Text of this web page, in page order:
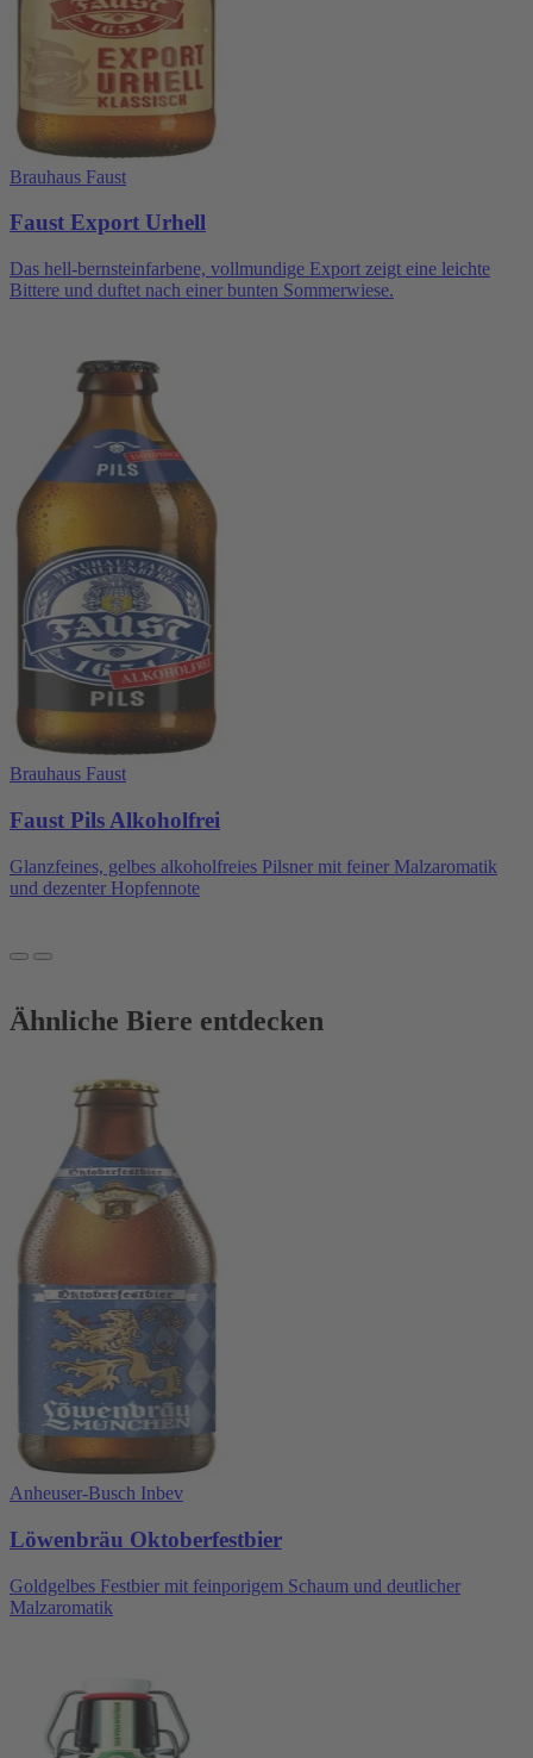
Brauhaus Faust
Faust Export Urhell
Das hell-bernsteinfarbene, vollmundige Export zeigt eine leichte
Bittere und duftet nach einer bunten Sommerwiese.
Brauhaus Faust
Faust Pils Alkoholfrei
Glanzfeines, gelbes alkoholfreies Pilsner mit feiner Malzaromatik
und dezenter Hopfennote
Ähnliche Biere entdecken
Anheuser-Busch Inbev
Löwenbräu Oktoberfestbier
Goldgelbes Festbier mit feinporigem Schaum und deutlicher
Malzaromatik